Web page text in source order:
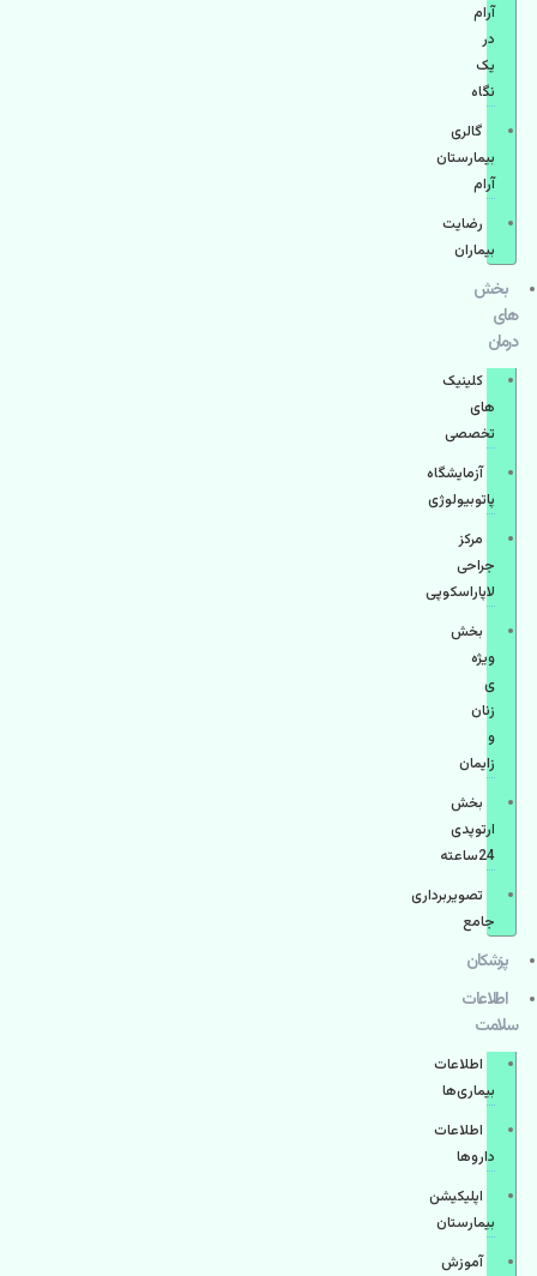
آرام
در
یک
نگاه
گالری
بیمارستان
آرام
رضایت
بیماران
بخش
های
درمان
کلینیک
های
تخصصی
آزمایشگاه
پاتوبیولوژی
مرکز
جراحی
لاپاراسکوپی
بخش
ویژه
ی
زنان
و
زایمان
بخش
ارتوپدی
24ساعته
تصویربرداری
جامع
پزشكان
اطلاعات
سلامت
اطلاعات
بیماری‌ها
اطلاعات
دارو‌ها
اپليكيشن
بيمارستان
آموزش